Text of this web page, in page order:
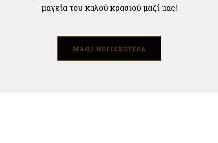
μαγεία του καλού κρασιού μαζί μας!
ΜΑΘΕ ΠΕΡΙΣΣΟΤΕΡΑ